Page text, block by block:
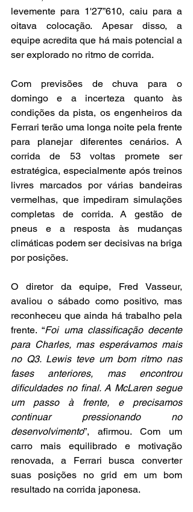
levemente para 1'27”610, caiu para a
oitava colocação. Apesar disso, a
equipe acredita que há mais potencial a
ser explorado no ritmo de corrida.
Com previsões de chuva para o
domingo e a incerteza quanto às
condições da pista, os engenheiros da
Ferrari terão uma longa noite pela frente
para planejar diferentes cenários. A
corrida de 53 voltas promete ser
estratégica, especialmente após treinos
livres marcados por várias bandeiras
vermelhas, que impediram simulações
completas de corrida. A gestão de
pneus e a resposta às mudanças
climáticas podem ser decisivas na briga
por posições.
O diretor da equipe, Fred Vasseur,
avaliou o sábado como positivo, mas
reconheceu que ainda há trabalho pela
frente. “Foi uma classificação decente
para Charles, mas esperávamos mais
no Q3. Lewis teve um bom ritmo nas
fases anteriores, mas encontrou
dificuldades no final. A McLaren segue
um passo à frente, e precisamos
continuar pressionando no
desenvolvimento”, afirmou. Com um
carro mais equilibrado e motivação
renovada, a Ferrari busca converter
suas posições no grid em um bom
resultado na corrida japonesa.